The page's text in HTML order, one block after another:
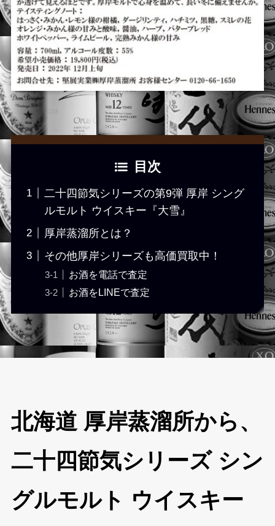
目次
二十四節気シリーズの第9弾 厚岸 シング
ルモルト ウイスキー『大雪』
厚岸蒸溜所とは？
その他厚岸シリーズも高価買取中！
お酒を電話で査定
お酒をLINEで査定
北海道 厚岸蒸溜所から、
二十四節気シリーズ シン
グルモルト ウイスキー